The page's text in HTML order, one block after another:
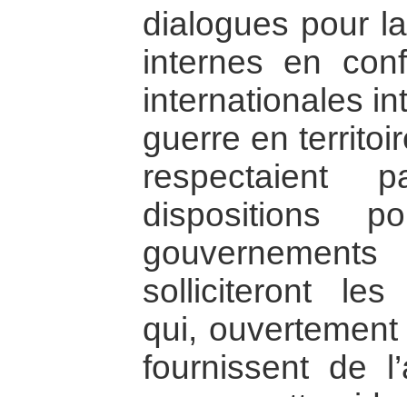
dialogues pour
internes en
internationales
guerre en
respectaient
dispositions
solliciteront
qui,
fournissent de